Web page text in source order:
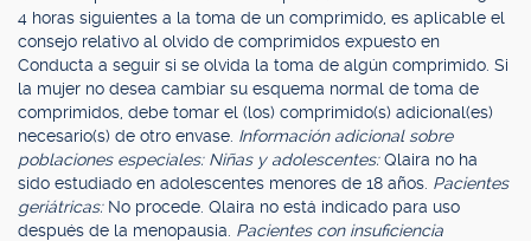
4 horas siguientes a la toma de un comprimido, es aplicable el
consejo relativo al olvido de comprimidos expuesto en
Conducta a seguir si se olvida la toma de algún comprimido. Si
la mujer no desea cambiar su esquema normal de toma de
comprimidos, debe tomar el (los) comprimido(s) adicional(es)
necesario(s) de otro envase. Información adicional sobre
poblaciones especiales: Niñas y adolescentes:Qlaira no ha
sido estudiado en adolescentes menores de 18 años. Pacientes
geriátricas: No procede. Qlaira no está indicado para uso
después de la menopausia. Pacientes con insuficiencia